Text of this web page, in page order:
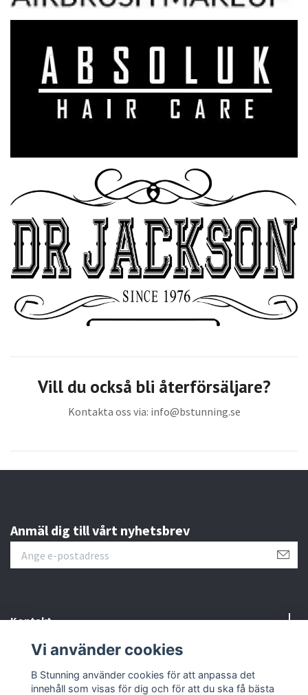
Vill du också bli återförsäljare?
Kontakta oss via: info@bstunning.se
Anmäl dig till vårt nyhetsbrev
Kontakt
Information
Vi använder cookies
B Stunning använder cookies för att anpassa det
innehåll som visas för dig och för att du ska få bästa